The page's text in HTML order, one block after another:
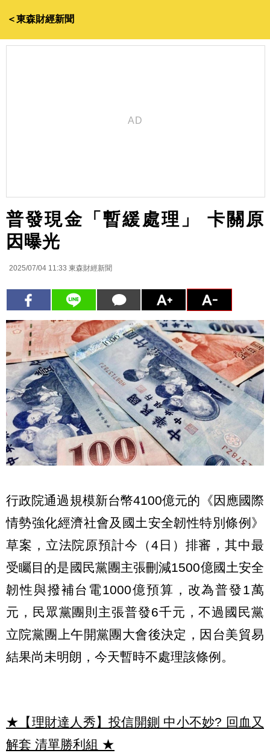
＜東森財經新聞
普發現金「暫緩處理」 卡關原
因曝光
2025/07/04 11:33 東森財經新聞
行政院通過規模新台幣4100億元的《因應國際
情勢強化經濟社會及國土安全韌性特別條例》
草案，立法院原預計今（4日）排審，其中最
受矚目的是國民黨團主張刪減1500億國土安全
韌性與撥補台電1000億預算，改為普發1萬
元，民眾黨團則主張普發6千元，不過國民黨
立院黨團上午開黨團大會後決定，因台美貿易
結果尚未明朗，今天暫時不處理該條例。
★【理財達人秀】投信開鍘 中小不妙? 回血又
解套 清單勝利組 ★